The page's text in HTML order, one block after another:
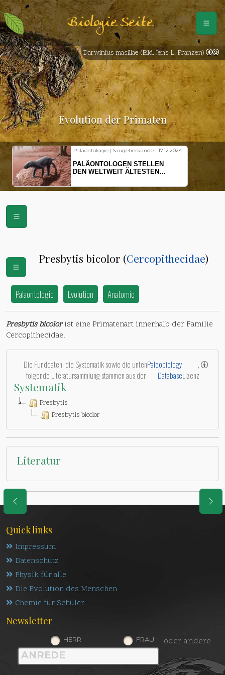
Biologie Seite
Evolution der Primaten
Paläontologie | Säugetierkunde | 17.12.2024
PALÄONTOLOGEN STELLEN
DEN WELTWEIT ÄLTESTEN
VOR
Darwinius masillae (Bild: Jens L. Franzen)
Presbytis bicolor (Cercopithecidae)
Paläontologie Evolution Anatomie
Presbytis bicolorist eine Primatenart innerhalb der Familie
Cercopithecidae.
Die Funddaten, die Systematik sowie die unten
folgende Literatursammlung stammen aus der
Paleobiology
Database
,
Lizenz
Systematik
Presbytis
Presbytis bicolor
Literatur
Quick links
Impressum
Datenschutz
Physik für alle
Die Evolution des Menschen
Chemie für Schüler
Newsletter
HERR FRAU oder andere